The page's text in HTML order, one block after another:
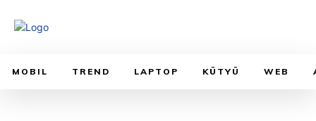
MOBIL TREND LAPTOP KÜTYÜ WEB